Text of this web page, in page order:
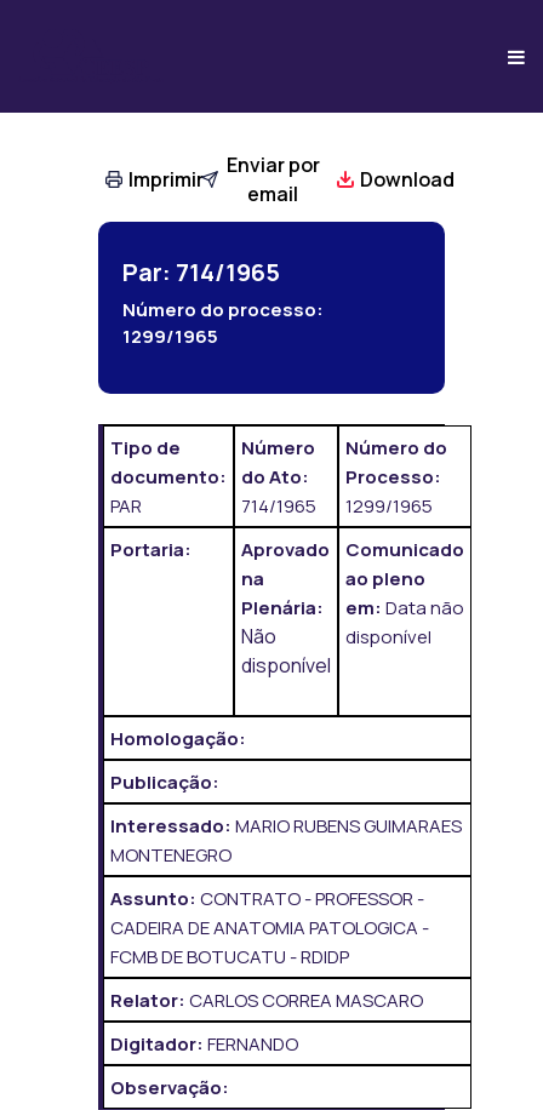
Imprimir
Enviar por
email
Download
Par: 714/1965
Número do processo:
1299/1965
Tipo de
documento:
PAR
Número
do Ato:
714/1965
Número do
Processo:
1299/1965
Portaria:
Aprovado
na
Plenária:
Não
disponível
Comunicado
ao pleno
em: Data não
disponível
Homologação:
Publicação:
Interessado: MARIO RUBENS GUIMARAES
MONTENEGRO
Assunto: CONTRATO - PROFESSOR -
CADEIRA DE ANATOMIA PATOLOGICA -
FCMB DE BOTUCATU - RDIDP
Relator: CARLOS CORREA MASCARO
Digitador: FERNANDO
Observação: